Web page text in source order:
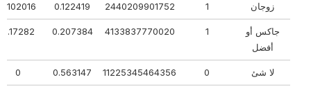
زوجان 2440209901752
0.122419
0.102016
جاكس أو
أفضل
4133837770020
0.207384
0.17282
لا شئ 11225345464356
0.563147